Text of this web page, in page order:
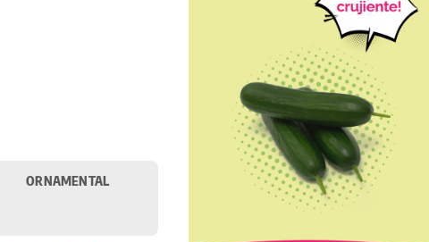
ORNAMENTAL